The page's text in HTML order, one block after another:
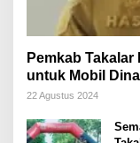
Pemkab
untuk Mobil
22 Agustus 2024